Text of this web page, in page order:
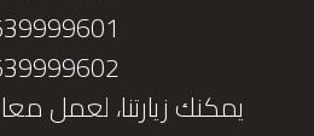
يمكنك زيارتنا، لعمل